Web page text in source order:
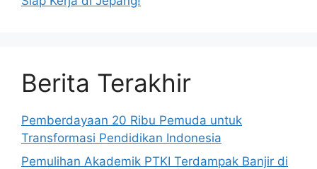
Berita Terakhir
Pemberdayaan 20 Ribu Pemuda untuk
Transformasi Pendidikan Indonesia
Pemulihan Akademik PTKI Terdampak Banjir di